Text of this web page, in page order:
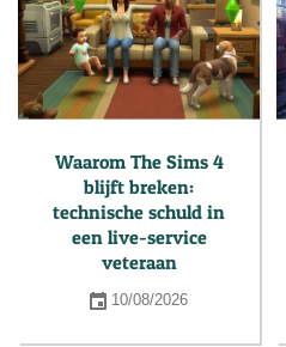
Waarom The Sims 4
blijft breken:
technische schuld in
een live-service
veteraan
10/08/2026